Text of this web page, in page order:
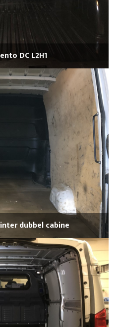
DC L2H1
dubbel cabine